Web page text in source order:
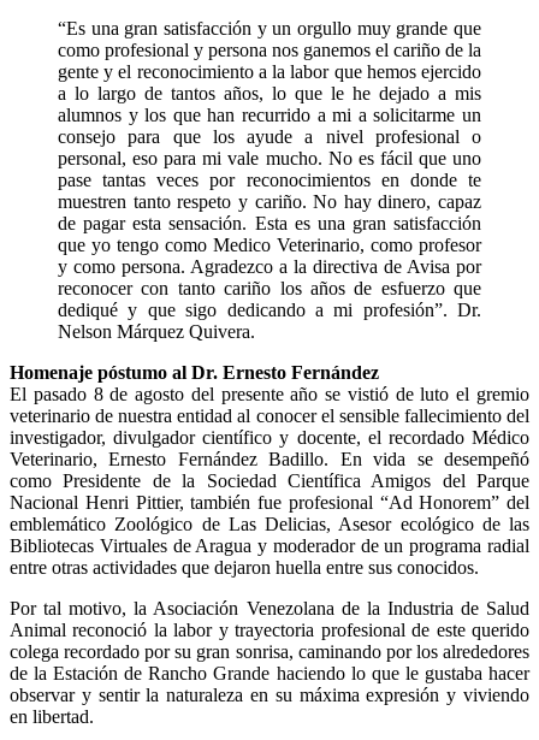
“Es una gran satisfacción y un orgullo muy grande que
como profesional y persona nos ganemos el cariño de la
gente y el reconocimiento a la labor que hemos ejercido
a lo largo de tantos años, lo que le he dejado a mis
alumnos y los que han recurrido a mi a solicitarme un
consejo para que los ayude a nivel profesional o
personal, eso para mi vale mucho. No es fácil que uno
pase tantas veces por reconocimientos en donde te
muestren tanto respeto y cariño. No hay dinero, capaz
de pagar esta sensación. Esta es una gran satisfacción
que yo tengo como Medico Veterinario, como profesor
y como persona. Agradezco a la directiva de Avisa por
reconocer con tanto cariño los años de esfuerzo que
dediqué y que sigo dedicando a mi profesión”. Dr.
Nelson Márquez Quivera.
Homenaje póstumo al Dr. Ernesto Fernández
El pasado 8 de agosto del presente año se vistió de luto el gremio
veterinario de nuestra entidad al conocer el sensible fallecimiento del
investigador, divulgador científico y docente, el recordado Médico
Veterinario, Ernesto Fernández Badillo. En vida se desempeñó
como Presidente de la Sociedad Científica Amigos del Parque
Nacional Henri Pittier, también fue profesional “Ad Honorem” del
emblemático Zoológico de Las Delicias, Asesor ecológico de las
Bibliotecas Virtuales de Aragua y moderador de un programa radial
entre otras actividades que dejaron huella entre sus conocidos.
Por tal motivo, la Asociación Venezolana de la Industria de Salud
Animal reconoció la labor y trayectoria profesional de este querido
colega recordado por su gran sonrisa, caminando por los alrededores
de la Estación de Rancho Grande haciendo lo que le gustaba hacer
observar y sentir la naturaleza en su máxima expresión y viviendo
en libertad.